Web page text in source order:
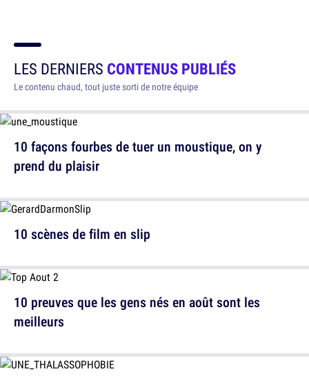
LES DERNIERS CONTENUS PUBLIÉS
Le contenu chaud, tout juste sorti de notre équipe
10 façons fourbes de tuer un moustique, on y
prend du plaisir
10 preuves que les gens nés en août sont les
meilleurs
10 scènes de film en slip